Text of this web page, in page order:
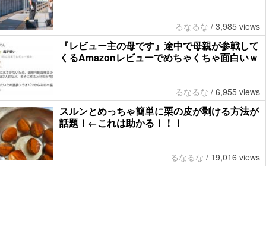
るなるな / 3,985 views
『レビュー主の母です』途中で母親が参戦して
くるAmazonレビューでめちゃくちゃ面白いｗ
るなるな / 6,955 views
スルンとめっちゃ簡単に栗の皮が剥ける方法が
話題！←これは助かる！！！
るなるな / 19,016 views